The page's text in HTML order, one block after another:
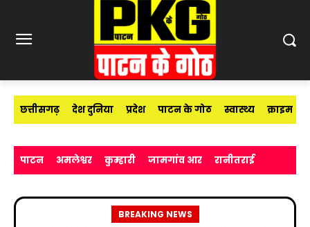
छत्तीसगढ़ देश दुनिया प्रदेश पाटन के गोठ स्वास्थ्य क्राइम
पाटन अमलेश्वर कुम्हारी जामगांव आर रानीतराई
BREAKING NEWS